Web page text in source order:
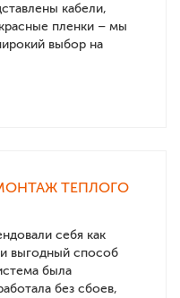
кабели,
пленки – мы
выбор на
ТЕПЛОГО
себя как
выгодный способ
была
без сбоев,